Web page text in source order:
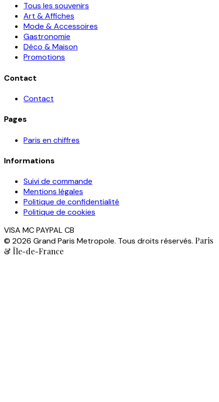
Tous les souvenirs
Art & Affiches
Mode & Accessoires
Gastronomie
Déco & Maison
Promotions
Contact
Contact
Pages
Paris en chiffres
Informations
Suivi de commande
Mentions légales
Politique de confidentialité
Politique de cookies
VISA MCPAYPALCB
© 2026 Grand Paris Metropole. Tous droits réservés. Paris
& Île-de-France